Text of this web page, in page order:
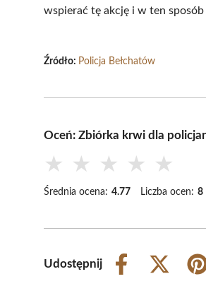
wspierać tę akcję i w ten
Źródło: Policja Bełchatów
Oceń: Zbiórka krwi dla
★ ★ ★ ★ ★
Średnia ocena: 4.77 Liczba ocen: 8
Udostępnij
Share
Share